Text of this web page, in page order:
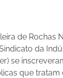
de Rochas
da
se
que tratam